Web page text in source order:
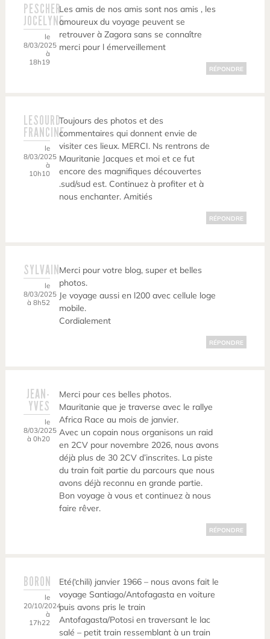
PESCHER
JOCELYNE
le
8/03/2025
à
18h19
Les amis de nos amis sont nos amis , les
amoureux du voyage peuvent se
retrouver à Zagora sans se connaître
merci pour l émerveillement
RÉPONDRE
LESOURD
FRANCINE
le
8/03/2025
à
10h10
Toujours des photos et des
commentaires qui donnent envie de
visiter ces lieux. MERCI. Ns rentrons de
Mauritanie Jacques et moi et ce fut
encore des magnifiques découvertes
.sud/sud est. Continuez à profiter et à
nous enchanter. Amitiés
RÉPONDRE
SYLVAIN
le
8/03/2025
à 8h52
Merci pour votre blog, super et belles
photos.
Je voyage aussi en l200 avec cellule loge
mobile.
Cordialement
RÉPONDRE
JEAN-
YVES
le
8/03/2025
à 0h20
Merci pour ces belles photos.
Mauritanie que je traverse avec le rallye
Africa Race au mois de janvier.
Avec un copain nous organisons un raid
en 2CV pour novembre 2026, nous avons
déjà plus de 30 2CV d’inscrites. La piste
du train fait partie du parcours que nous
avons déjà reconnu en grande partie.
Bon voyage à vous et continuez à nous
faire rêver.
RÉPONDRE
BORON
le
20/10/2024
à
17h22
Eté(‘chili) janvier 1966 – nous avons fait le
voyage Santiago/Antofagasta en voiture
puis avons pris le train
Antofagasta/Potosi en traversant le lac
salé – petit train ressemblant à un train